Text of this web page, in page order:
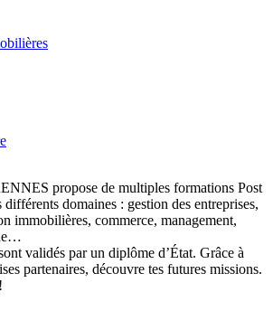
propose de multiples formations Post
domaines : gestion des entreprises,
immobilières, commerce, management,
validés par un diplôme d’État. Grâce à
partenaires, découvre tes futures missions.